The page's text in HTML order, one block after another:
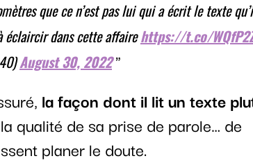
que ce n’est pas lui qui a écrit le texte
éclaircir dans cette affairehttps://t.co/
August 30, 2022
la façon dont il lit un texte
qualité de sa prise de parole… de
planer le doute.